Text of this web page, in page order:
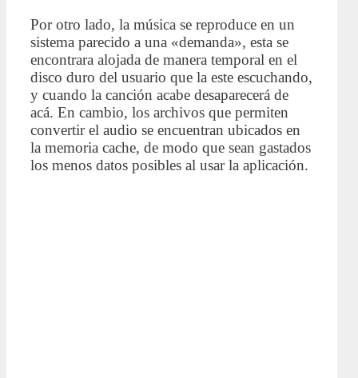
Por otro lado, la música se reproduce en un
sistema parecido a una «demanda», esta se
encontrara alojada de manera temporal en el
disco duro del usuario que la este escuchando,
y cuando la canción acabe desaparecerá de
acá. En cambio, los archivos que permiten
convertir el audio se encuentran ubicados en
la memoria cache, de modo que sean gastados
los menos datos posibles al usar la aplicación.